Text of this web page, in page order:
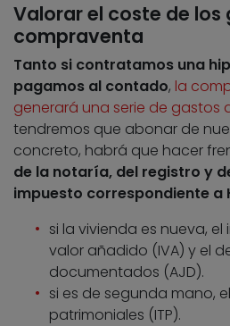
Valorar el coste de los
compraventa
Tanto si contratamos una
pagamos al contado, la
generará una serie de gastos
tendremos que abonar de
concreto, habrá que hacer
de la notaría, del registro y
impuesto correspondiente a
si la vivienda es nueva,
valor añadido (IVA) y el
documentados (AJD).
si es de segunda mano,
patrimoniales (ITP).